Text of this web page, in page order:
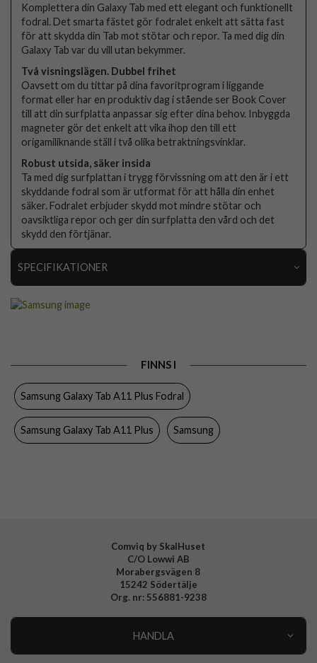
Komplettera din Galaxy Tab med ett elegant och funktionellt
fodral. Det smarta fästet gör fodralet enkelt att sätta fast
för att skydda din Tab mot stötar och repor. Ta med dig din
Galaxy Tab var du vill utan bekymmer.
Två visningslägen. Dubbel frihet
Oavsett om du tittar på dina favoritprogram i liggande
format eller har en produktiv dag i stående ser Book Cover
till att din surfplatta anpassar sig efter dina behov. Inbyggda
magneter gör det enkelt att vika ihop den till ett
origamiliknande ställ i två olika betraktningsvinklar.
Robust utsida, säker insida
Ta med dig surfplattan i trygg förvissning om att den är i ett
skyddande fodral som är utformat för att hålla din enhet
säker. Fodralet erbjuder skydd mot mindre stötar och
oavsiktliga repor och ger din surfplatta den vård och det
skydd den förtjänar.
SPECIFIKATIONER
Färg
Hårdplast (PC), Mjukplast (TPU), PU (Polyuretan)
Varumärke
FINNS I
Samsung Galaxy Tab A11 Plus Fodral
Samsung Galaxy Tab A11 Plus Samsung
Comviq by SkalHuset
C/O Lowwi AB
Morabergsvägen 8
15242 Södertälje
Org. nr: 556881-9238
HANDLA